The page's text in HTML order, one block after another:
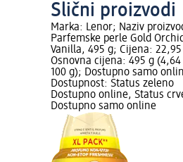
Slični proizvodi
Marka: Lenor; Naziv
Parfemske perle Gold
Vanilla, 495 g; Cijena: 22,95
Osnovna cijena: 495 g (4,64
100 g); Dostupno samo
Dostupnost: Status zeleno
Dostupno online, Status
Dostupno samo online